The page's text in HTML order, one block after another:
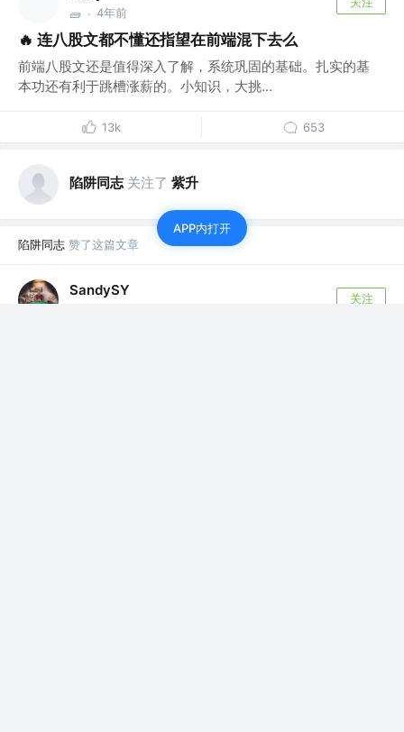
🧱 · 4年前
🔥 连八股文都不懂还指望在前端混下去么
前端八股文还是值得深入了解，系统巩固的基础。扎实的基
本功还有利于跳槽涨薪的。小知识，大挑...
13k 653
陷阱同志 关注了 紫升
陷阱同志 赞了这篇文章
SandySY
关注
APP内打开